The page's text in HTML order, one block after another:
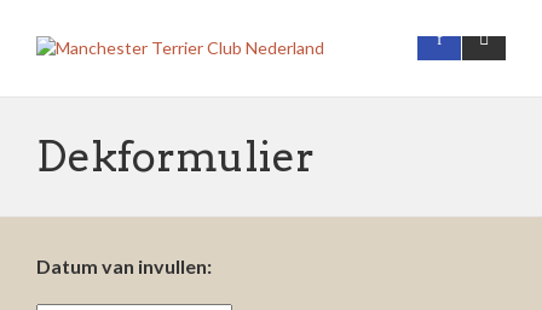
Dekformulier
Datum van invullen: